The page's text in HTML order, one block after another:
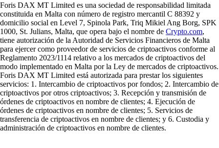
Foris DAX MT Limited es una sociedad de responsabilidad limitada
constituida en Malta con número de registro mercantil C 88392 y
domicilio social en Level 7, Spinola Park, Triq Mikiel Ang Borg, SPK
1000, St. Julians, Malta, que opera bajo el nombre de Crypto.com,
tiene autorización de la Autoridad de Servicios Financieros de Malta
para ejercer como proveedor de servicios de criptoactivos conforme al
Reglamento 2023/1114 relativo a los mercados de criptoactivos del
modo implementado en Malta por la Ley de mercados de criptoactivos.
Foris DAX MT Limited está autorizada para prestar los siguientes
servicios: 1. Intercambio de criptoactivos por fondos; 2. Intercambio de
criptoactivos por otros criptoactivos; 3. Recepción y transmisión de
órdenes de criptoactivos en nombre de clientes; 4. Ejecución de
órdenes de criptoactivos en nombre de clientes; 5. Servicios de
transferencia de criptoactivos en nombre de clientes; y 6. Custodia y
administración de criptoactivos en nombre de clientes.